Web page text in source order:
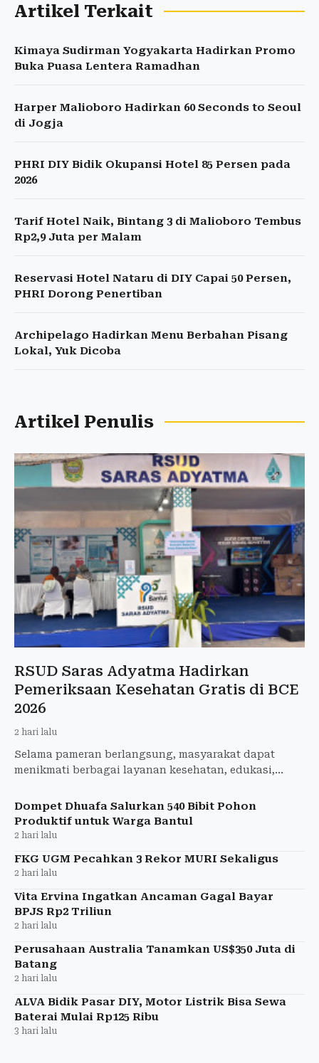
Artikel Terkait
Kimaya Sudirman Yogyakarta Hadirkan Promo
Buka Puasa Lentera Ramadhan
Harper Malioboro Hadirkan 60 Seconds to Seoul
di Jogja
PHRI DIY Bidik Okupansi Hotel 85 Persen pada
2026
Tarif Hotel Naik, Bintang 3 di Malioboro Tembus
Rp2,9 Juta per Malam
Reservasi Hotel Nataru di DIY Capai 50 Persen,
PHRI Dorong Penertiban
Archipelago Hadirkan Menu Berbahan Pisang
Lokal, Yuk Dicoba
Artikel Penulis
RSUD Saras Adyatma Hadirkan
Pemeriksaan Kesehatan Gratis di BCE
2026
2 hari lalu
Selama pameran berlangsung, masyarakat dapat
menikmati berbagai layanan kesehatan, edukasi,
disiapkan
Dompet Dhuafa Salurkan 540 Bibit Pohon
Produktif untuk Warga Bantul
2 hari lalu
FKG UGM Pecahkan 3 Rekor MURI Sekaligus
2 hari lalu
Vita Ervina Ingatkan Ancaman Gagal Bayar
BPJS Rp2 Triliun
2 hari lalu
Perusahaan Australia Tanamkan US$350 Juta di
Batang
2 hari lalu
ALVA Bidik Pasar DIY, Motor Listrik Bisa Sewa
Baterai Mulai Rp125 Ribu
3 hari lalu